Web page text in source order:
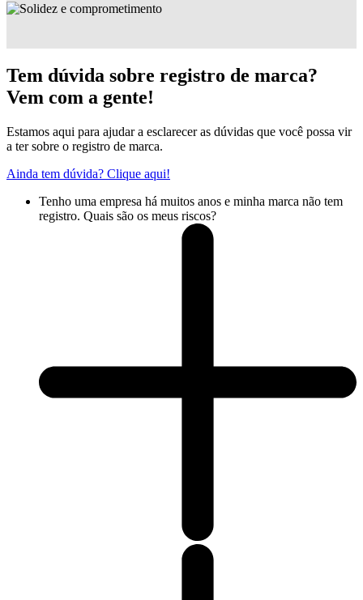
Tem dúvida sobre registro de marca?
Vem com a gente!
Estamos aqui para ajudar a esclarecer as dúvidas que você possa vir
a ter sobre o registro de marca.
Ainda tem dúvida? Clique aqui!
Tenho uma empresa há muitos anos e minha marca não tem
registro. Quais são os meus riscos?